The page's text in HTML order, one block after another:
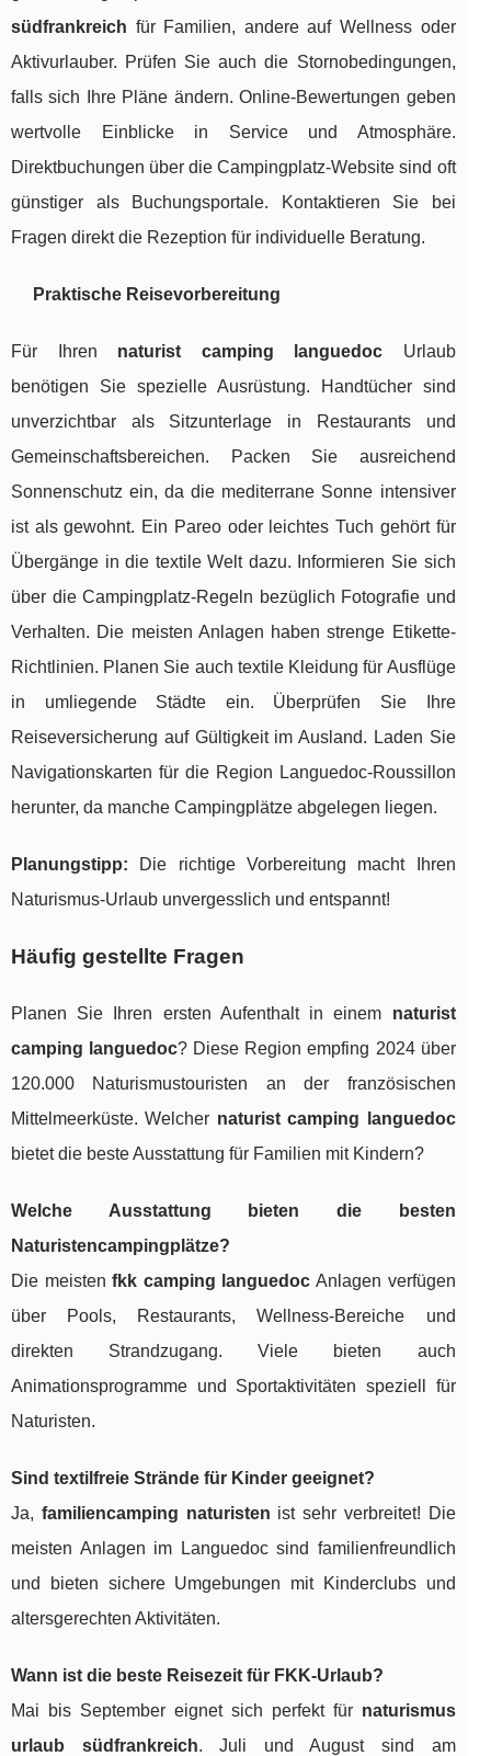
südfrankreich für Familien, andere auf Wellness oder
Aktivurlauber. Prüfen Sie auch die Stornobedingungen,
falls sich Ihre Pläne ändern. Online-Bewertungen geben
wertvolle Einblicke in Service und Atmosphäre.
Direktbuchungen über die Campingplatz-Website sind oft
günstiger als Buchungsportale. Kontaktieren Sie bei
Fragen direkt die Rezeption für individuelle Beratung.
Praktische Reisevorbereitung
Für Ihren naturist camping languedoc Urlaub
benötigen Sie spezielle Ausrüstung. Handtücher sind
unverzichtbar als Sitzunterlage in Restaurants und
Gemeinschaftsbereichen. Packen Sie ausreichend
Sonnenschutz ein, da die mediterrane Sonne intensiver
ist als gewohnt. Ein Pareo oder leichtes Tuch gehört für
Übergänge in die textile Welt dazu. Informieren Sie sich
über die Campingplatz-Regeln bezüglich Fotografie und
Verhalten. Die meisten Anlagen haben strenge Etikette-
Richtlinien. Planen Sie auch textile Kleidung für Ausflüge
in umliegende Städte ein. Überprüfen Sie Ihre
Reiseversicherung auf Gültigkeit im Ausland. Laden Sie
Navigationskarten für die Region Languedoc-Roussillon
herunter, da manche Campingplätze abgelegen liegen.
Planungstipp: Die richtige Vorbereitung macht Ihren
Naturismus-Urlaub unvergesslich und entspannt!
Häufig gestellte Fragen
Planen Sie Ihren ersten Aufenthalt in einem naturist
camping languedoc? Diese Region empfing 2024 über
120.000 Naturismustouristen an der französischen
Mittelmeerküste. Welcher naturist camping languedoc
bietet die beste Ausstattung für Familien mit Kindern?
Welche Ausstattung bieten die besten
Naturistencampingplätze?
Die meistenfkk camping languedoc Anlagen verfügen
über Pools, Restaurants, Wellness-Bereiche und
direkten Strandzugang. Viele bieten auch
Animationsprogramme und Sportaktivitäten speziell für
Naturisten.
Sind textilfreie Strände für Kinder geeignet?
Ja, familiencamping naturisten ist sehr verbreitet! Die
meisten Anlagen im Languedoc sind familienfreundlich
und bieten sichere Umgebungen mit Kinderclubs und
altersgerechten Aktivitäten.
Wann ist die beste Reisezeit für FKK-Urlaub?
Mai bis September eignet sich perfekt für naturismus
urlaub südfrankreich. Juli und August sind am